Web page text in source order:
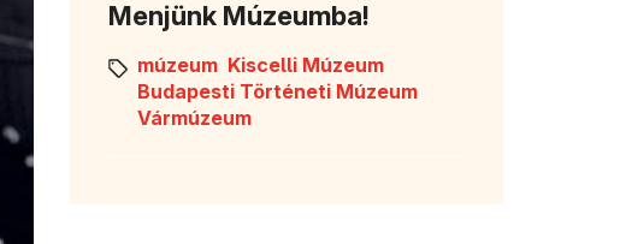
Menjünk Múzeumba!
múzeum Kiscelli Múzeum
Budapesti Történeti Múzeum
Vármúzeum